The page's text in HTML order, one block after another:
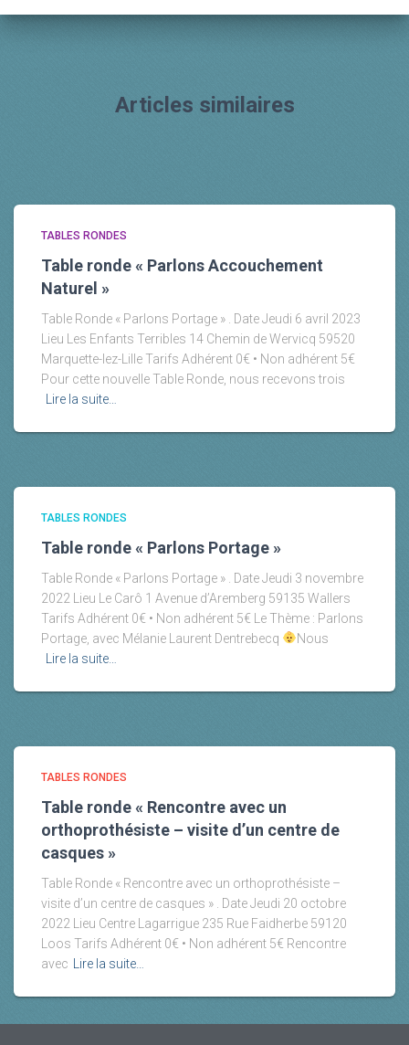
Articles similaires
TABLES RONDES
Table ronde « Parlons Accouchement
Naturel »
Table Ronde « Parlons Portage » . Date Jeudi 6 avril 2023
Lieu Les Enfants Terribles 14 Chemin de Wervicq 59520
Marquette-lez-Lille Tarifs Adhérent 0€ • Non adhérent 5€
Pour cette nouvelle Table Ronde, nous recevons trois
Lire la suite…
TABLES RONDES
Table ronde « Parlons Portage »
Table Ronde « Parlons Portage » . Date Jeudi 3 novembre
2022 Lieu Le Carô 1 Avenue d’Aremberg 59135 Wallers
Tarifs Adhérent 0€ • Non adhérent 5€ Le Thème : Parlons
Portage, avec Mélanie Laurent Dentrebecq
Nous
Lire la suite…
TABLES RONDES
Table ronde « Rencontre avec un
orthoprothésiste – visite d’un centre de
casques »
Table Ronde « Rencontre avec un orthoprothésiste –
visite d’un centre de casques » . Date Jeudi 20 octobre
2022 Lieu Centre Lagarrigue 235 Rue Faidherbe 59120
Loos Tarifs Adhérent 0€ • Non adhérent 5€ Rencontre
avec
Lire la suite…